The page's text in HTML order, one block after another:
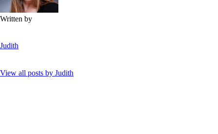
Written by
Judith
View all posts by Judith